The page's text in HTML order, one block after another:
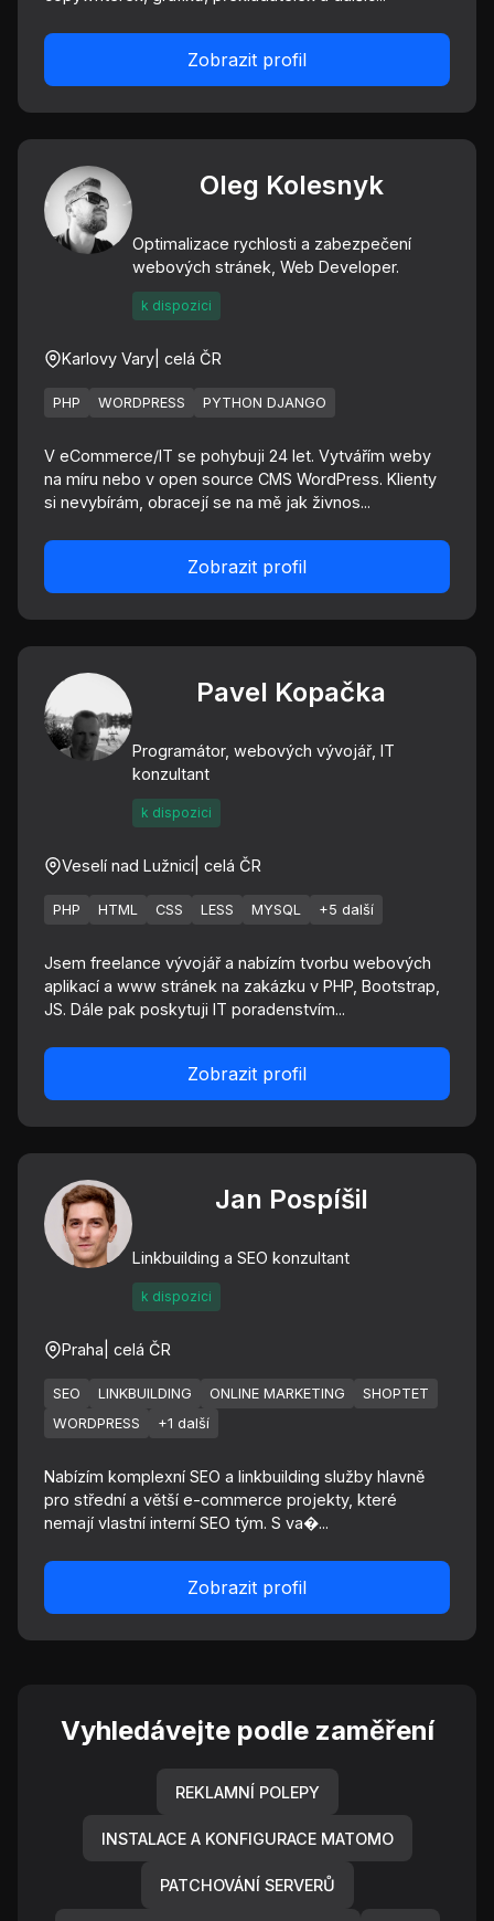
Zobrazit profil
Oleg Kolesnyk
Optimalizace rychlosti a zabezpečení
webových stránek, Web Developer.
k dispozici
Karlovy Vary | celá ČR
PHP WORDPRESS PYTHON DJANGO
V eCommerce/IT se pohybuji 24 let. Vytvářím weby
na míru nebo v open source CMS WordPress. Klienty
si nevybírám, obracejí se na mě jak živnos...
Zobrazit profil
Pavel Kopačka
Programátor, webových vývojář, IT
konzultant
k dispozici
Veselí nad Lužnicí | celá ČR
PHP HTML CSS LESS MYSQL +5 další
Jsem freelance vývojář a nabízím tvorbu webových
aplikací a www stránek na zakázku v PHP, Bootstrap,
JS. Dále pak poskytuji IT poradenstvím...
Zobrazit profil
Jan Pospíšil
Linkbuilding a SEO konzultant
k dispozici
Praha | celá ČR
SEO LINKBUILDING ONLINE MARKETING
SHOPTET
WORDPRESS
+1 další
Nabízím komplexní SEO a linkbuilding služby hlavně
pro střední a větší e-commerce projekty, které
nemají vlastní interní SEO tým. S va�...
Zobrazit profil
Vyhledávejte podle zaměření
REKLAMNÍ POLEPY
INSTALACE A KONFIGURACE MATOMO
PATCHOVÁNÍ SERVERŮ